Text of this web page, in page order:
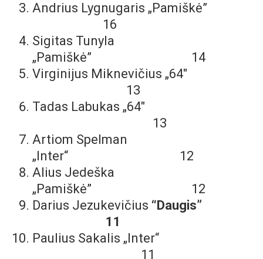
Andrius Lygnugaris „Pamiškė”
16
Sigitas Tunyla
„Pamiškė” 14
Virginijus Miknevičius „64″
13
Tadas Labukas „64″
13
Artiom Spelman
„Inter“ 12
Alius Jedeška
„Pamiškė” 12
Darius Jezukevičius “Daugis”
11
Paulius Sakalis „Inter“
11